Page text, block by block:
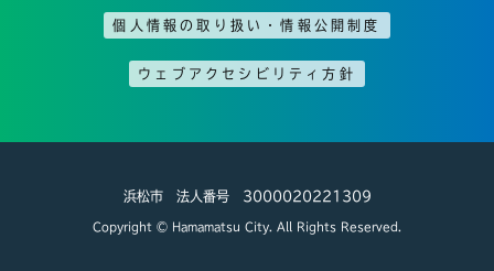
個人情報の取り扱い・情報公開制度
ウェブアクセシビリティ方針
浜松市 法人番号 3000020221309
Copyright © Hamamatsu City. All Rights Reserved.